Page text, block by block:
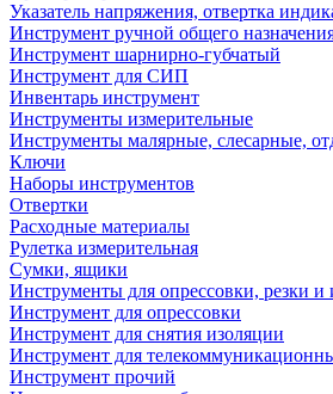
Указатель напряжения, отвертка
Инструмент ручной общего
Инструмент шарнирно-губчатый
Инструмент для СИП
Инвентарь инструмент
Инструменты измерительные
Инструменты малярные, слесарные,
Ключи
Наборы инструментов
Отвертки
Расходные материалы
Рулетка измерительная
Сумки, ящики
Инструменты для опрессовки, резки и
Инструмент для опрессовки
Инструмент для снятия изоляции
Инструмент для
Инструмент прочий